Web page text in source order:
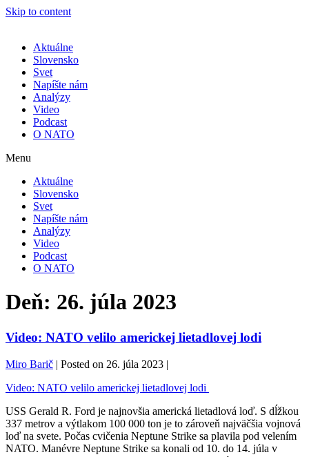
Skip to content
Aktuálne
Slovensko
Svet
Napíšte nám
Analýzy
Video
Podcast
O NATO
Menu
Aktuálne
Slovensko
Svet
Napíšte nám
Analýzy
Video
Podcast
O NATO
Deň: 26. júla 2023
Video: NATO velilo americkej lietadlovej lodi
Miro Barič | Posted on 26. júla 2023 |
Video: NATO velilo americkej lietadlovej lodi
USS Gerald R. Ford je najnovšia americká lietadlová loď. S dĺžkou
337 metrov a výtlakom 100 000 ton je to zároveň najväčšia vojnová
loď na svete. Počas cvičenia Neptune Strike sa plavila pod velením
NATO. Manévre Neptune Strike sa konali od 10. do 14. júla v